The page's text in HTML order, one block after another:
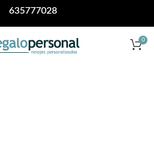
635777028
0